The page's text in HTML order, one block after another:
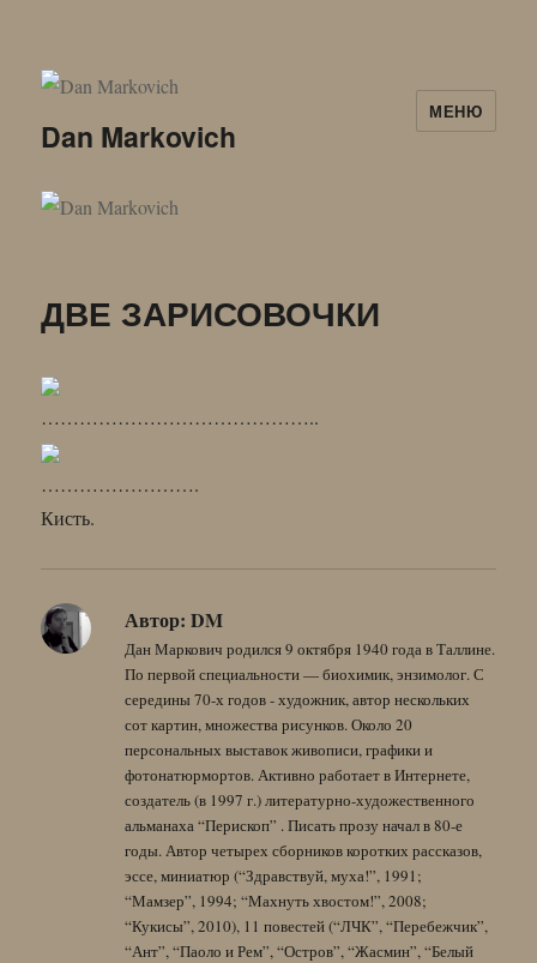
Dan Markovich
МЕНЮ
ДВЕ ЗАРИСОВОЧКИ
……………………………………..
…………………….
Кисть.
Автор: DM
Дан Маркович родился 9 октября 1940 года в Таллине.
По первой специальности — биохимик, энзимолог. С
середины 70-х годов - художник, автор нескольких
сот картин, множества рисунков. Около 20
персональных выставок живописи, графики и
фотонатюрмортов. Активно работает в Интернете,
создатель (в 1997 г.) литературно-художественного
альманаха “Перископ” . Писать прозу начал в 80-е
годы. Автор четырех сборников коротких рассказов,
эссе, миниатюр (“Здравствуй, муха!”, 1991;
“Мамзер”, 1994; “Махнуть хвостом!”, 2008;
“Кукисы”, 2010), 11 повестей (“ЛЧК”, “Перебежчик”,
“Ант”, “Паоло и Рем”, “Остров”, “Жасмин”, “Белый